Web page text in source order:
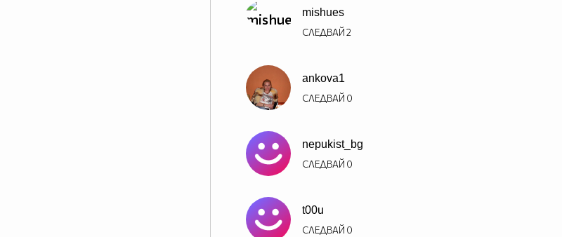
mishues
СЛЕДВАЙ2
ankova1
СЛЕДВАЙ 0
nepukist_bg
СЛЕДВАЙ 0
t00u
СЛЕДВАЙ 0